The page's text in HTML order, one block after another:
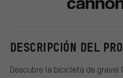
DESCRIPCIÓN DEL
Descubre la bicicleta de gravel